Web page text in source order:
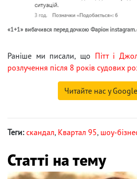
«1+1» вибачився перед дочкою Фаріон
Раніше ми писали, що Пітт і
розлучення після 8 років судових
Читайте нас у
Теги: скандал, Квартал 95, шоу-
Статті на тему